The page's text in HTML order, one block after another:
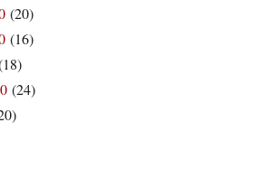
(20)
(16)
(24)